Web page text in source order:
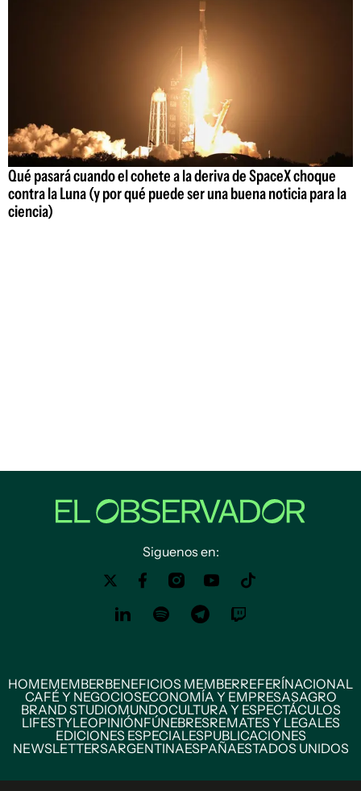
Qué pasará cuando el cohete a la deriva de SpaceX choque
contra la Luna (y por qué puede ser una buena noticia para la
ciencia)
Siguenos en:
HOMEMEMBERBENEFICIOS MEMBERREFERÍNACIONAL
CAFÉ Y NEGOCIOSECONOMÍA Y EMPRESASAGRO
BRAND STUDIOMUNDOCULTURA Y ESPECTÁCULOS
LIFESTYLEOPINIÓNFÚNEBRESREMATES Y LEGALES
EDICIONES ESPECIALESPUBLICACIONES
NEWSLETTERSARGENTINAESPAÑAESTADOS UNIDOS